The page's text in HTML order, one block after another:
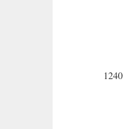
1240